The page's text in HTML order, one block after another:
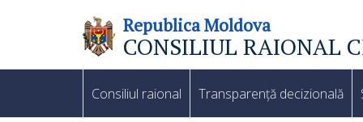
Consiliul
Republica Moldova
CONSILIUL RAIONAL
Consiliul raional Transparență decizională